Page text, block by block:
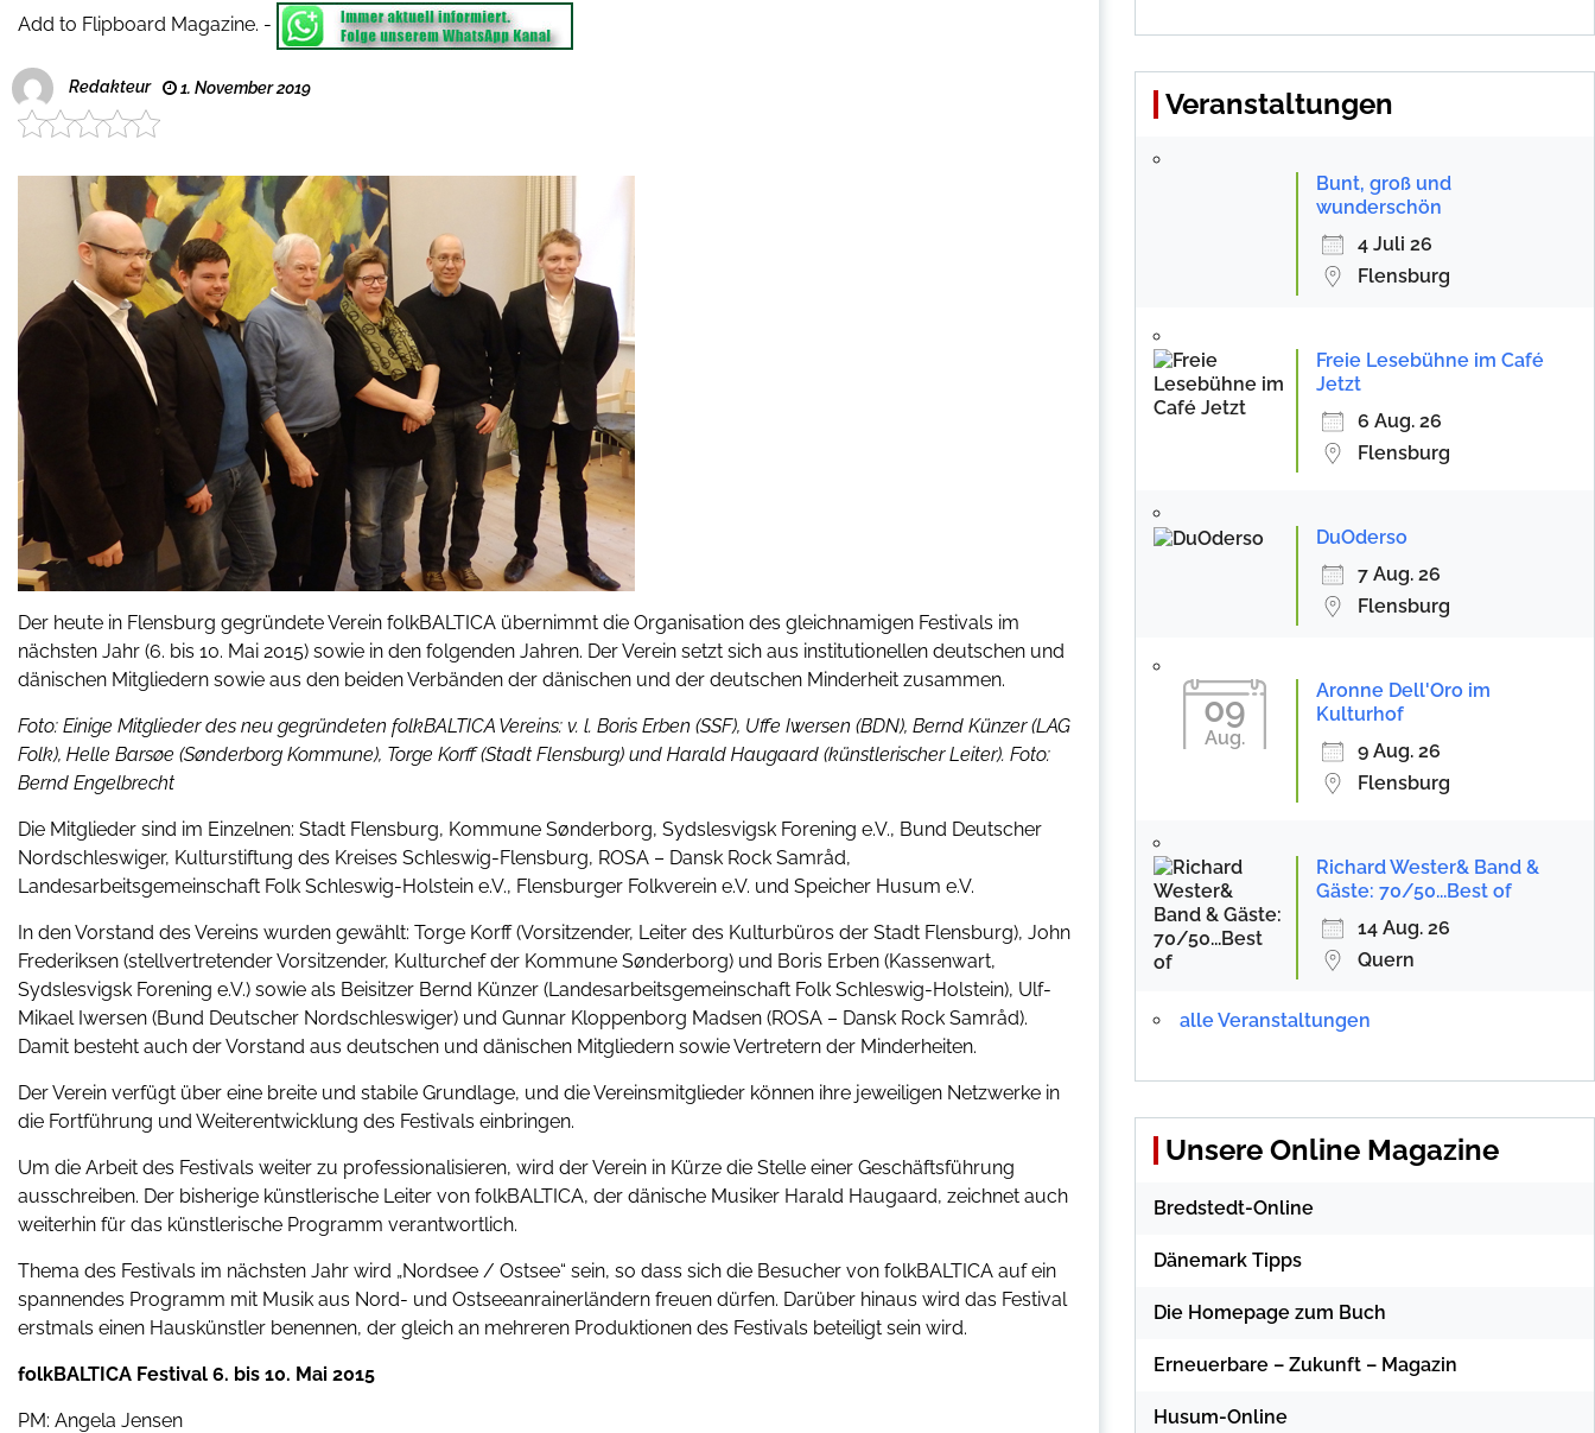
Add to Flipboard Magazine. -
Redakteur 1. November 2019
Der heute in Flensburg gegründete Verein folkBALTICA übernimmt die Organisation des gleichnamigen Festivals im
nächsten Jahr (6. bis 10. Mai 2015) sowie in den folgenden Jahren. Der Verein setzt sich aus institutionellen deutschen und
dänischen Mitgliedern sowie aus den beiden Verbänden der dänischen und der deutschen Minderheit zusammen.
Foto: Einige Mitglieder des neu gegründeten folkBALTICA Vereins: v. l. Boris Erben (SSF), Uffe Iwersen (BDN), Bernd Künzer (LAG
Folk), Helle Barsøe (Sønderborg Kommune), Torge Korff (Stadt Flensburg) und Harald Haugaard (künstlerischerLeiter). Foto:
Bernd Engelbrecht
Die Mitglieder sind im Einzelnen: Stadt Flensburg, Kommune Sønderborg, Sydslesvigsk Forening e.V., Bund Deutscher
Nordschleswiger, Kulturstiftung des Kreises Schleswig-Flensburg, ROSA – Dansk Rock Samråd,
Landesarbeitsgemeinschaft Folk Schleswig-Holstein e.V., Flensburger Folkverein e.V. und Speicher Husum e.V.
In den Vorstand des Vereins wurden gewählt: Torge Korff (Vorsitzender, Leiter des Kulturbüros der Stadt Flensburg), John
Frederiksen (stellvertretender Vorsitzender, Kulturchef der Kommune Sønderborg) und Boris Erben (Kassenwart,
Sydslesvigsk Forening e.V.) sowie als Beisitzer Bernd Künzer (Landesarbeitsgemeinschaft Folk Schleswig-Holstein), Ulf-
Mikael Iwersen (Bund Deutscher Nordschleswiger) und Gunnar Kloppenborg Madsen (ROSA – Dansk Rock Samråd).
Damit besteht auch der Vorstand aus deutschen und dänischen Mitgliedern sowie Vertretern der Minderheiten.
Der Verein verfügt über eine breite und stabile Grundlage, und die Vereinsmitglieder können ihre jeweiligen Netzwerke in
die Fortführung und Weiterentwicklung des Festivals einbringen.
Um die Arbeit des Festivals weiter zu professionalisieren, wird der Verein in Kürze die Stelle einer Geschäftsführung
ausschreiben. Der bisherige künstlerische Leiter von folkBALTICA, der dänische Musiker Harald Haugaard, zeichnet auch
weiterhin für das künstlerische Programm verantwortlich.
Thema des Festivals im nächsten Jahr wird „Nordsee / Ostsee“ sein, so dass sich die Besucher von folkBALTICA auf ein
spannendes Programm mit Musik aus Nord- und Ostseeanrainerländern freuen dürfen. Darüber hinaus wird das Festival
erstmals einen Hauskünstler benennen, der gleich an mehreren Produktionen des Festivals beteiligt sein wird.
folkBALTICA Festival 6. bis 10. Mai 2015
PM: Angela Jensen
Veranstaltungen
Bunt, groß und
wunderschön
4 Juli 26
Flensburg
Freie Lesebühne im Café
Jetzt
6 Aug. 26
Flensburg
DuOderso
7 Aug. 26
Flensburg
09
Aug.
Aronne Dell'Oro im
Kulturhof
9 Aug. 26
Flensburg
Richard Wester& Band &
Gäste: 70/50...Best of
14 Aug. 26
Quern
alle Veranstaltungen
Unsere Online Magazine
Bredstedt-Online
Dänemark Tipps
Die Homepage zum Buch
Erneuerbare – Zukunft – Magazin
Husum-Online